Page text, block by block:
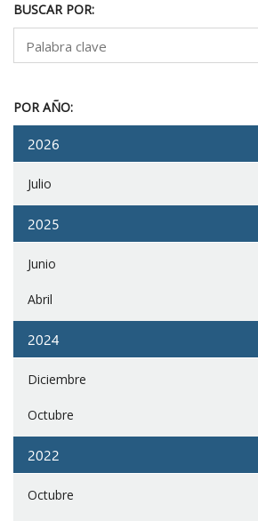
BUSCAR POR:
POR AÑO:
2026
Julio
2025
Junio
Abril
2024
Diciembre
Octubre
2022
Octubre